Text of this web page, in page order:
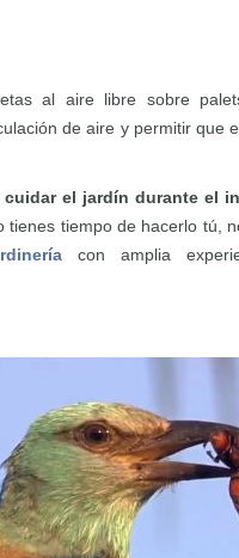
al aire libre sobre
de aire y permitir que
cuidar el jardín durante el
tienes tiempo de hacerlo tú,
con amplia